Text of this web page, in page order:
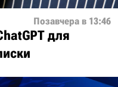
Позавчера в 13:46
для